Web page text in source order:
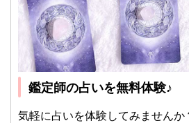
鑑定師の占いを無料体験♪
気軽に占いを体験してみませんか